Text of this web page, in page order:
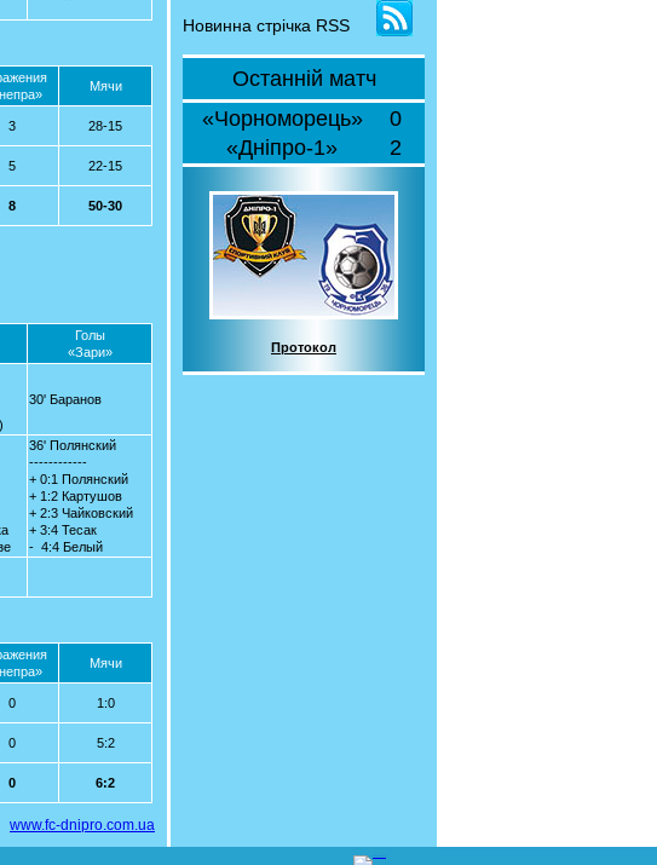
Мячи
3 28-15
5 22-15
8 50-30
Голы
«Зари»
30' Баранов
36' Полянский
------------
+ 0:1 Полянский
+ 1:2 Картушов
+ 2:3 Чайковский
+ 3:4 Тесак
- 4:4 Белый
Мячи
0 1:0
0 5:2
0 6:2
www.fc-dnipro.com.ua
Новинна стрічка RSS
Останній матч
«Чорноморець»
0
«Дніпро-1»
2
Протокол